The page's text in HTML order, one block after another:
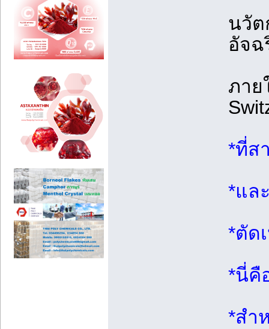
นวัต
อัจฉ
ภาย
*ที่ส
*แล
*ตัด
*นี่คื
*สำ